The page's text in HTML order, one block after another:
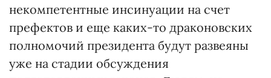
некомпетентные инсинуации на счет
префектов и еще каких-то драконовских
полномочий президента будут развеяны
уже на стадии обсуждения